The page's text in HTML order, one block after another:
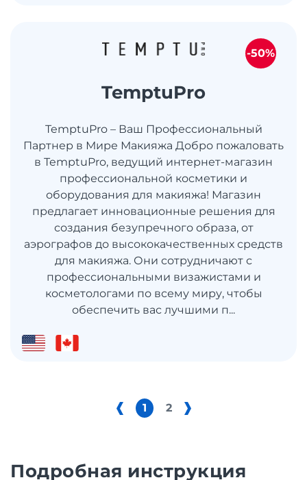
TemptuPro
TemptuPro – Ваш Профессиональный
Партнер в Мире Макияжа Добро пожаловать
в TemptuPro, ведущий интернет-магазин
профессиональной косметики и
оборудования для макияжа! Магазин
предлагает инновационные решения для
создания безупречного образа, от
аэрографов до высококачественных средств
для макияжа. Они сотрудничают с
профессиональными визажистами и
косметологами по всему миру, чтобы
обеспечить вас лучшими п...
-50%
1 2
Подробная инструкция